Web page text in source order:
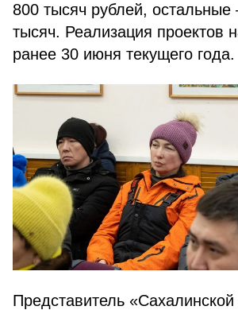
800 тысяч рублей, остальные
тысяч. Реализация проектов
ранее 30 июня текущего года.
Представитель